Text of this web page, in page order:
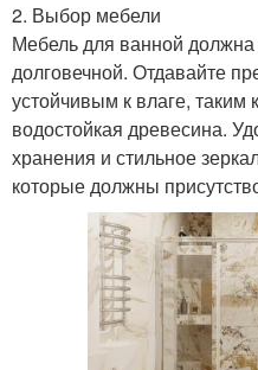
2. Выбор мебели
Мебель для ванной
долговечной. Отдавайте
устойчивым к влаге, таким
водостойкая древесина.
хранения и стильное
которые должны